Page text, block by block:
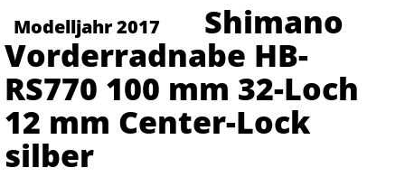
Modelljahr 2017
Shimano
Vorderradnabe HB-
RS770 100 mm 32-Loch
12 mm Center-Lock
silber